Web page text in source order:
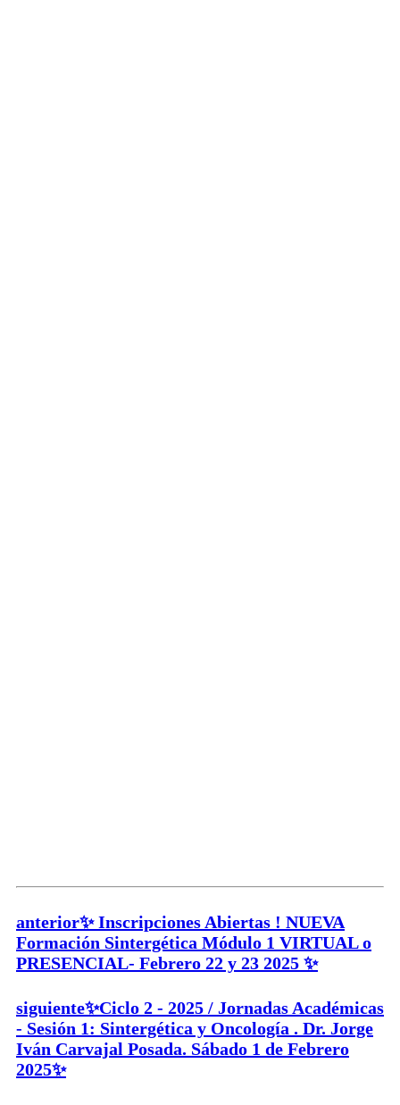
anterior✨ Inscripciones Abiertas ! NUEVA
Formación Sintergética Módulo 1 VIRTUAL o
PRESENCIAL- Febrero 22 y 23 2025 ✨
siguiente✨Ciclo 2 - 2025 / Jornadas Académicas
- Sesión 1: Sintergética y Oncología . Dr. Jorge
Iván Carvajal Posada. Sábado 1 de Febrero
2025✨